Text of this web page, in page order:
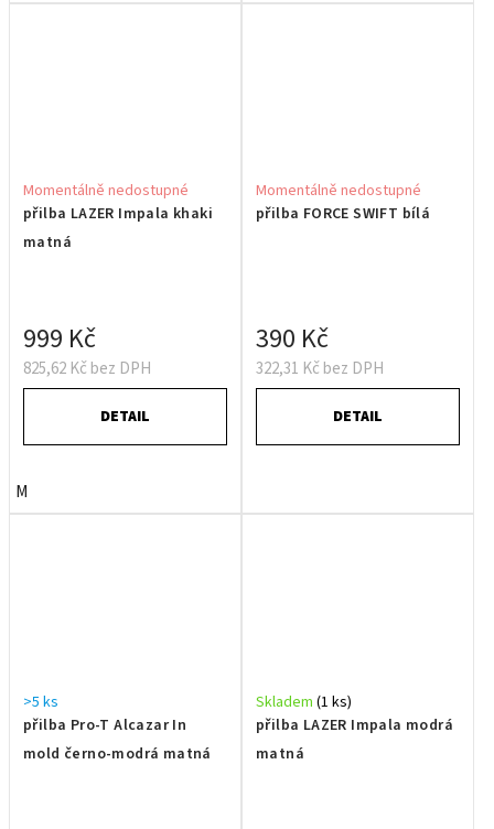
přilba LAZER Impala khaki
matná
Momentálně nedostupné
825,62 Kč bez DPH
999 Kč
DETAIL
M
přilba FORCE SWIFT bílá
Momentálně nedostupné
322,31 Kč bez DPH
390 Kč
DETAIL
přilba Pro-T Alcazar In
mold černo-modrá matná
>5 ks
přilba LAZER Impala modrá
matná
Skladem (1 ks)